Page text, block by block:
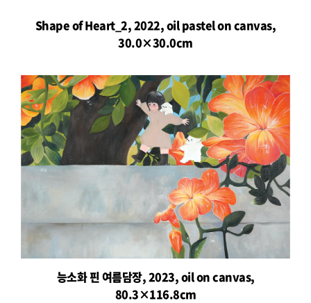
Shape of Heart_2, 2022, oil pastel on canvas,
30.0×30.0cm
능소화 핀 여름담장, 2023, oil on canvas,
80.3×116.8cm